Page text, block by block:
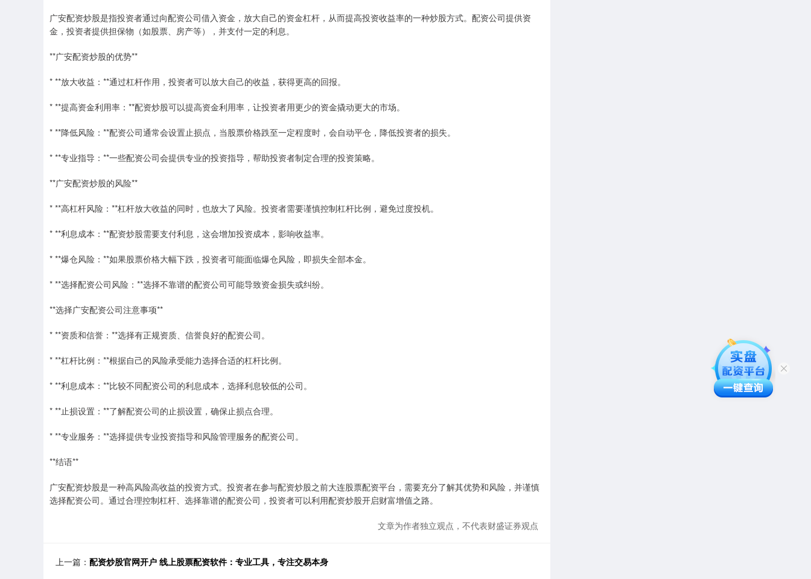
广安配资炒股是指投资者通过向配资公司借入资金，放大自己的资金杠杆，从而提高投资收益率的一种炒股方式。配资公司提供资
金，投资者提供担保物（如股票、房产等），并支付一定的利息。
**广安配资炒股的优势**
* **放大收益：**通过杠杆作用，投资者可以放大自己的收益，获得更高的回报。
* **提高资金利用率：**配资炒股可以提高资金利用率，让投资者用更少的资金撬动更大的市场。
* **降低风险：**配资公司通常会设置止损点，当股票价格跌至一定程度时，会自动平仓，降低投资者的损失。
* **专业指导：**一些配资公司会提供专业的投资指导，帮助投资者制定合理的投资策略。
**广安配资炒股的风险**
* **高杠杆风险：**杠杆放大收益的同时，也放大了风险。投资者需要谨慎控制杠杆比例，避免过度投机。
* **利息成本：**配资炒股需要支付利息，这会增加投资成本，影响收益率。
* **爆仓风险：**如果股票价格大幅下跌，投资者可能面临爆仓风险，即损失全部本金。
* **选择配资公司风险：**选择不靠谱的配资公司可能导致资金损失或纠纷。
**选择广安配资公司注意事项**
* **资质和信誉：**选择有正规资质、信誉良好的配资公司。
* **杠杆比例：**根据自己的风险承受能力选择合适的杠杆比例。
* **利息成本：**比较不同配资公司的利息成本，选择利息较低的公司。
* **止损设置：**了解配资公司的止损设置，确保止损点合理。
* **专业服务：**选择提供专业投资指导和风险管理服务的配资公司。
**结语**
广安配资炒股是一种高风险高收益的投资方式。投资者在参与配资炒股之前大连股票配资平台，需要充分了解其优势和风险，并谨慎
选择配资公司。通过合理控制杠杆、选择靠谱的配资公司，投资者可以利用配资炒股开启财富增值之路。
文章为作者独立观点，不代表财盛证券观点
上一篇： 配资炒股官网开户 线上股票配资软件：专业工具，专注交易本身